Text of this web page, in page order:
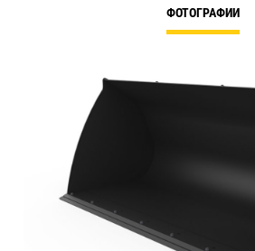
ФОТОГРАФИИ